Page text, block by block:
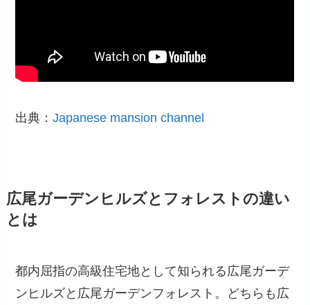
出典：Japanese mansion channel
広尾ガーデンヒルズとフォレストの違い
とは
都内屈指の高級住宅地として知られる広尾ガーデ
ンヒルズと広尾ガーデンフォレスト。どちらも広